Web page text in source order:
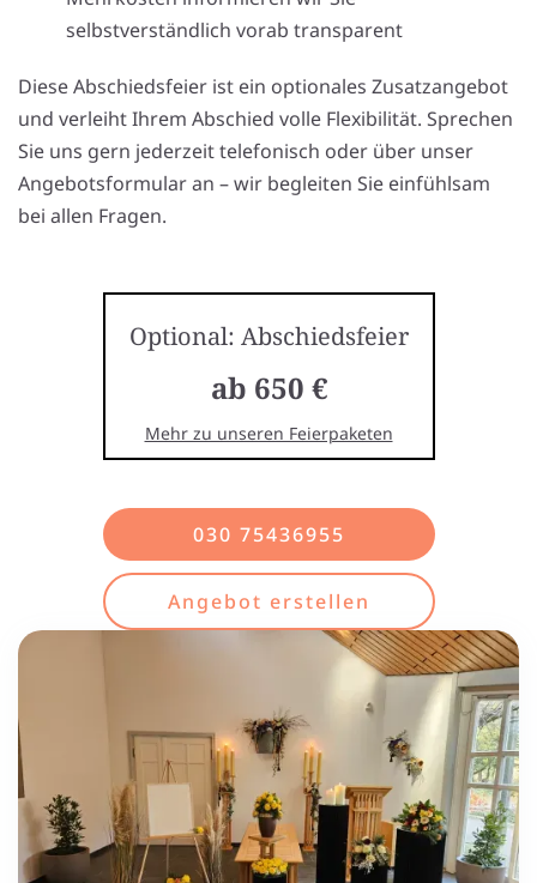
selbstverständlich vorab transparent
Diese Abschiedsfeier ist ein optionales Zusatzangebot
und verleiht Ihrem Abschied volle Flexibilität. Sprechen
Sie uns gern jederzeit telefonisch oder über unser
Angebotsformular an – wir begleiten Sie einfühlsam
bei allen Fragen.
Optional: Abschiedsfeier
ab 650 €
Mehr zu unseren Feierpaketen
030 75436955
Angebot erstellen